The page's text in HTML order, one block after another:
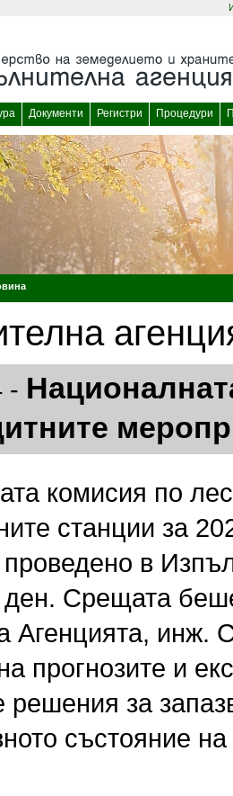
Документи Регистри Процедури
-
комисия по
станции за
в
Срещата
Агенцията, инж.
прогнозите и
решения за
състояние на